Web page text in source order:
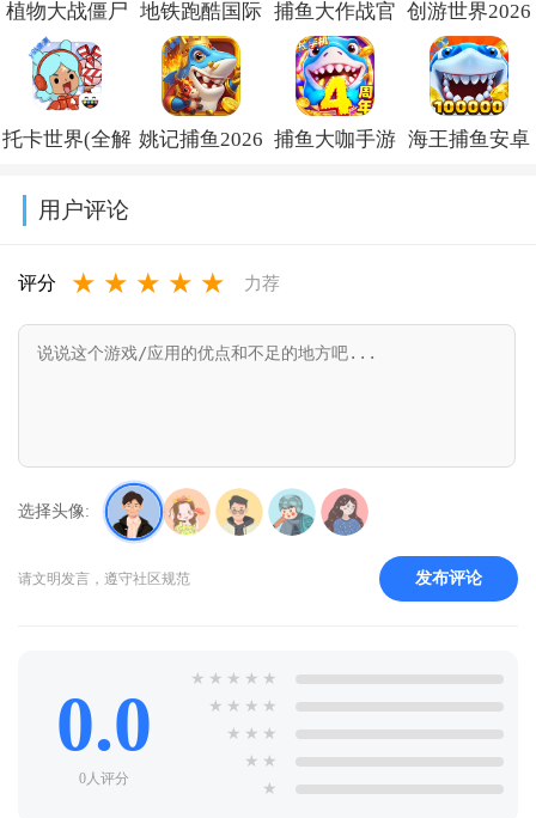
植物大战僵尸
杂交版重制版
手机版下载
v0.19.1.0
地铁跑酷国际
服破解版下载
(Subway
Surf)v3.61.1
捕鱼大作战官
方版2026下载
v1.6.0.1
创游世界2026
最新版下载
v1.71.2
托卡世界(全解 姚记捕鱼2026 捕鱼大咖手游 海王捕鱼安卓
用户评论
评分 ★ ★ ★ ★ ★ 力荐
选择头像:
请文明发言，遵守社区规范 发布评论
0.0
0人评分
★ ★ ★ ★ ★
★ ★ ★ ★
★ ★ ★
★ ★
★